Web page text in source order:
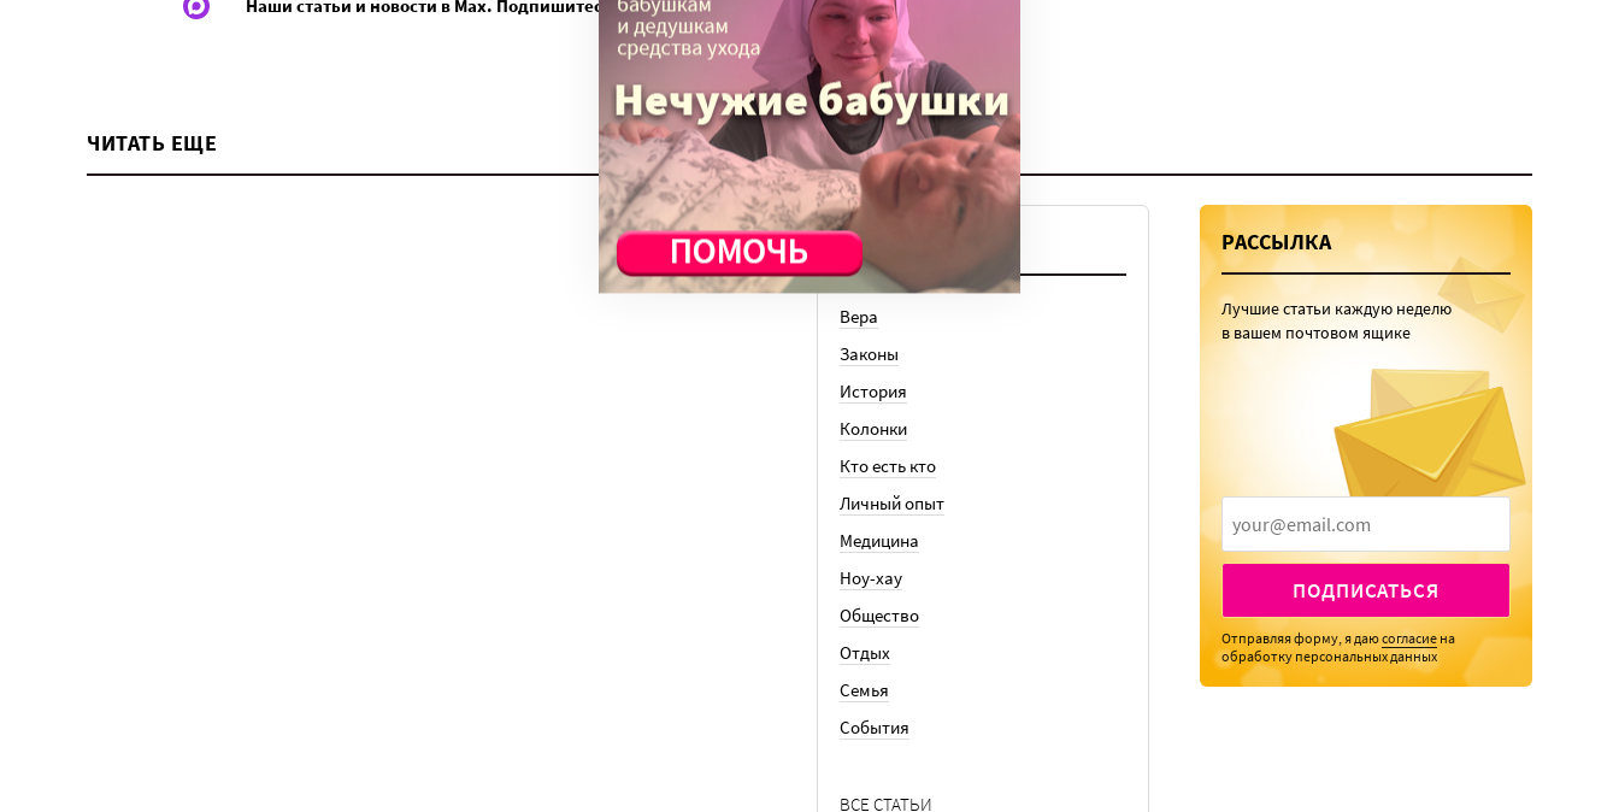
Наши статьи и новости в Max. Подпишитесь
ЧИТАТЬ ЕЩЕ
ТЕМЫ
Вера
Законы
История
Колонки
Кто есть кто
Личный опыт
Медицина
Ноу-хау
Общество
Отдых
Семья
События
ВСЕ СТАТЬИ
РАССЫЛКА
Лучшие статьи каждую неделю
в вашем почтовом ящике
ПОДПИСАТЬСЯ
Отправляя форму, я даюсогласие на
обработку персональных данных